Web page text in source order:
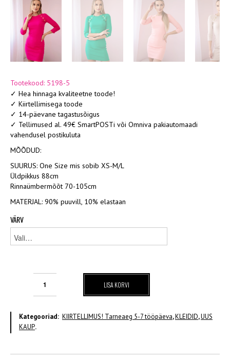
Tootekood: 5198-5
✓ Hea hinnaga kvaliteetne toode!
✓ Kiirtellimisega toode
✓ 14-päevane tagastusõigus
✓ Tellimused al. 49€ SmartPOSTi või Omniva pakiautomaadi
vahendusel postikuluta
MÕÕDUD:
SUURUS: One Size mis sobib XS-M/L
Üldpikkus 88cm
Rinnaümbermõõt 70-105cm
MATERJAL: 90% puuvill, 10% elastaan
VÄRV
LISA KORVI
Kategooriad: KIIRTELLIMUS! Tarneaeg 5-7 tööpäeva,KLEIDID,UUS
KAUP.